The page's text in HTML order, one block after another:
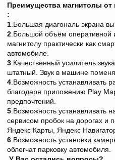
Преимущества магнитолы от
:
1 .Большая диагональ экрана
2 .Большой объём
магнитолу практически как
автомобиле.
3 .Качественный усилитель
штатный. Звук в машине
4 .Возможность устанавливать
благодаря приложению Play
предпочтений.
5 .Возможность устанавливать
сервисом пробок на дорогах и
Яндекс Карты, Яндекс
6 .Возможность установки
облегчат парковку автомобиля.